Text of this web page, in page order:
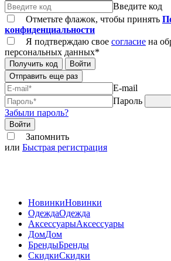
Введите код
Отметьте флажок, чтобы принять
конфиденциальности
Я подтверждаю свое согласие на
персональных данных*
Получить код
Войти
Отправить еще раз
E-mail
Пароль
Забыли пароль?
Войти
Запомнить
или Быстрая регистрация
НовинкиНовинки
ОдеждаОдежда
АксессуарыАксессуары
ДомДом
БрендыБренды
СкидкиСкидки